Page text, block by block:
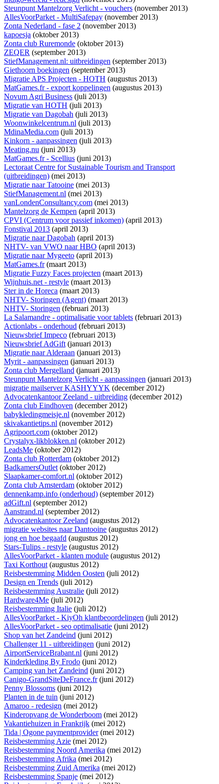
Steunpunt Mantelzorg Verlicht - vouchers (november 2013)
AllesVoorParket - MultiSafepay (november 2013)
Zonta Nederland - fase 2 (november 2013)
kapoesja (oktober 2013)
Zonta club Ruremonde (oktober 2013)
ZEQER (september 2013)
StiefManagement.nl: uitbreidingen (september 2013)
Giethoorn boekingen (september 2013)
Migratie APS Projecten - HOTH (augustus 2013)
MatGames.fr - export koppelingen (augustus 2013)
Novum Agri Business (juli 2013)
Migratie van HOTH (juli 2013)
Migratie van Dagobah (juli 2013)
Woonwinkelcentrum.nl (juli 2013)
MdinaMedia.com (juli 2013)
Kinkorn - aanpassingen (juli 2013)
Meating.nu (juni 2013)
MatGames.fr - Scellius (juni 2013)
Lectoraat Centre for Sustainable Tourism and Transport
(uitbreidingen) (mei 2013)
Migratie naar Tatooine (mei 2013)
StiefManagement.nl (mei 2013)
vanLondenConsultancy.com (mei 2013)
Mantelzorg de Kempen (april 2013)
CPVI (Centrum voor passief inkomen) (april 2013)
Fonstival 2013 (april 2013)
Migratie naar Dagobah (april 2013)
NHTV- van VWO naar HBO (april 2013)
Migratie naar Mygeeto (april 2013)
MatGames.fr(maart 2013)
Migratie Fuzzy Faces projecten (maart 2013)
Wijnhuis.net - restyle (maart 2013)
Ster in de Horeca (maart 2013)
NHTV- Storingen (Agent) (maart 2013)
NHTV- Storingen (februari 2013)
La Salamandre - optimalisatie voor tablets (februari 2013)
Actionlabs - onderhoud (februari 2013)
Nieuwsbrief Impeco (februari 2013)
Nieuwsbrief AdGift(januari 2013)
Migratie naar Alderaan (januari 2013)
Myrit - aanpassingen (januari 2013)
Zonta club Mergelland (januari 2013)
Steunpunt Mantelzorg Verlicht - aanpassingen (januari 2013)
migratie mailserver KASHYYYK (december 2012)
Advocatenkantoor Zeeland - uitbreiding (december 2012)
Zonta club Eindhoven (december 2012)
babykledingmeisje.nl (november 2012)
skivakantietips.nl (november 2012)
Agripoort.com (oktober 2012)
Crystalyx-likblokken.nl (oktober 2012)
LeadsMe (oktober 2012)
Zonta club Rotterdam (oktober 2012)
BadkamersOutlet(oktober 2012)
Slaapkamer-comfort.nl (oktober 2012)
Zonta club Amsterdam (oktober 2012)
dennenkamp.info (onderhoud) (september 2012)
adGift.nl (september 2012)
Aanstrand.nl (september 2012)
Advocatenkantoor Zeeland (augustus 2012)
migratie websites naar Dantooine (augustus 2012)
jong en hoe begaafd (augustus 2012)
Stars-Tulips - restyle (augustus 2012)
AllesVoorParket - klanten module (augustus 2012)
Taxi Korthout(augustus 2012)
Reisbestemming Midden Oosten (juli 2012)
Design en Trends (juli 2012)
Reisbestemming Australie (juli 2012)
Hardware4Me (juli 2012)
Reisbestemming Italie (juli 2012)
AllesVoorParket - KiyOh klantbeoordelingen (juli 2012)
AllesVoorParket - seo optimalisatie (juni 2012)
Shop van het Zandeind (juni 2012)
Challenger 11 - uitbreidingen (juni 2012)
AirportServiceBrabant.nl (juni 2012)
Kinderkleding By Frodo (juni 2012)
Camping van het Zandeind (juni 2012)
Canigo-GrandSiteDeFrance.fr(juni 2012)
Penny Blossoms (juni 2012)
Planten in de tuin (juni 2012)
Amaroo - redesign (mei 2012)
Kinderopvang de Wonderboom (mei 2012)
Vakantiehuizen in Frankrijk (mei 2012)
Tida | Ogone paymentprovider(mei 2012)
Reisbestemming Azie (mei 2012)
Reisbestemming Noord Amerika (mei 2012)
Reisbestemming Afrika (mei 2012)
Reisbestemming Zuid Amerika (mei 2012)
Reisbestemming Spanje (mei 2012)